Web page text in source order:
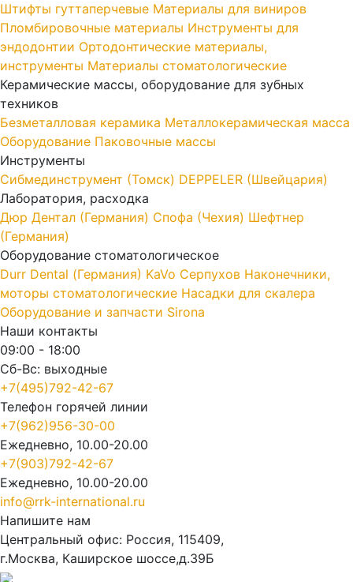
Штифты гуттаперчевые Материалы для виниров
Пломбировочные материалы Инструменты для
эндодонтии Ортодонтические материалы,
инструменты Материалы стоматологические
Керамические массы, оборудование для зубных
техников
Безметалловая керамика Металлокерамическая масса
Оборудование Паковочные массы
Инструменты
Cибмединструмент (Томск) DEPPELER (Швейцария)
Лаборатория, расходка
Дюр Дентал (Германия) Спофа (Чехия) Шефтнер
(Германия)
Оборудование стоматологическое
Durr Dental (Германия) KaVo Серпухов Наконечники,
моторы стоматологические Насадки для скалера
Оборудование и запчасти Sirona
Наши контакты
09:00 - 18:00
Сб-Вс: выходные
+7(495)792-42-67
Телефон горячей линии
+7(962)956-30-00
Ежедневно, 10.00-20.00
+7(903)792-42-67
Ежедневно, 10.00-20.00
info@rrk-international.ru
Напишите нам
Центральный офис: Россия, 115409,
г.Москва, Каширское шоссе,д.39Б